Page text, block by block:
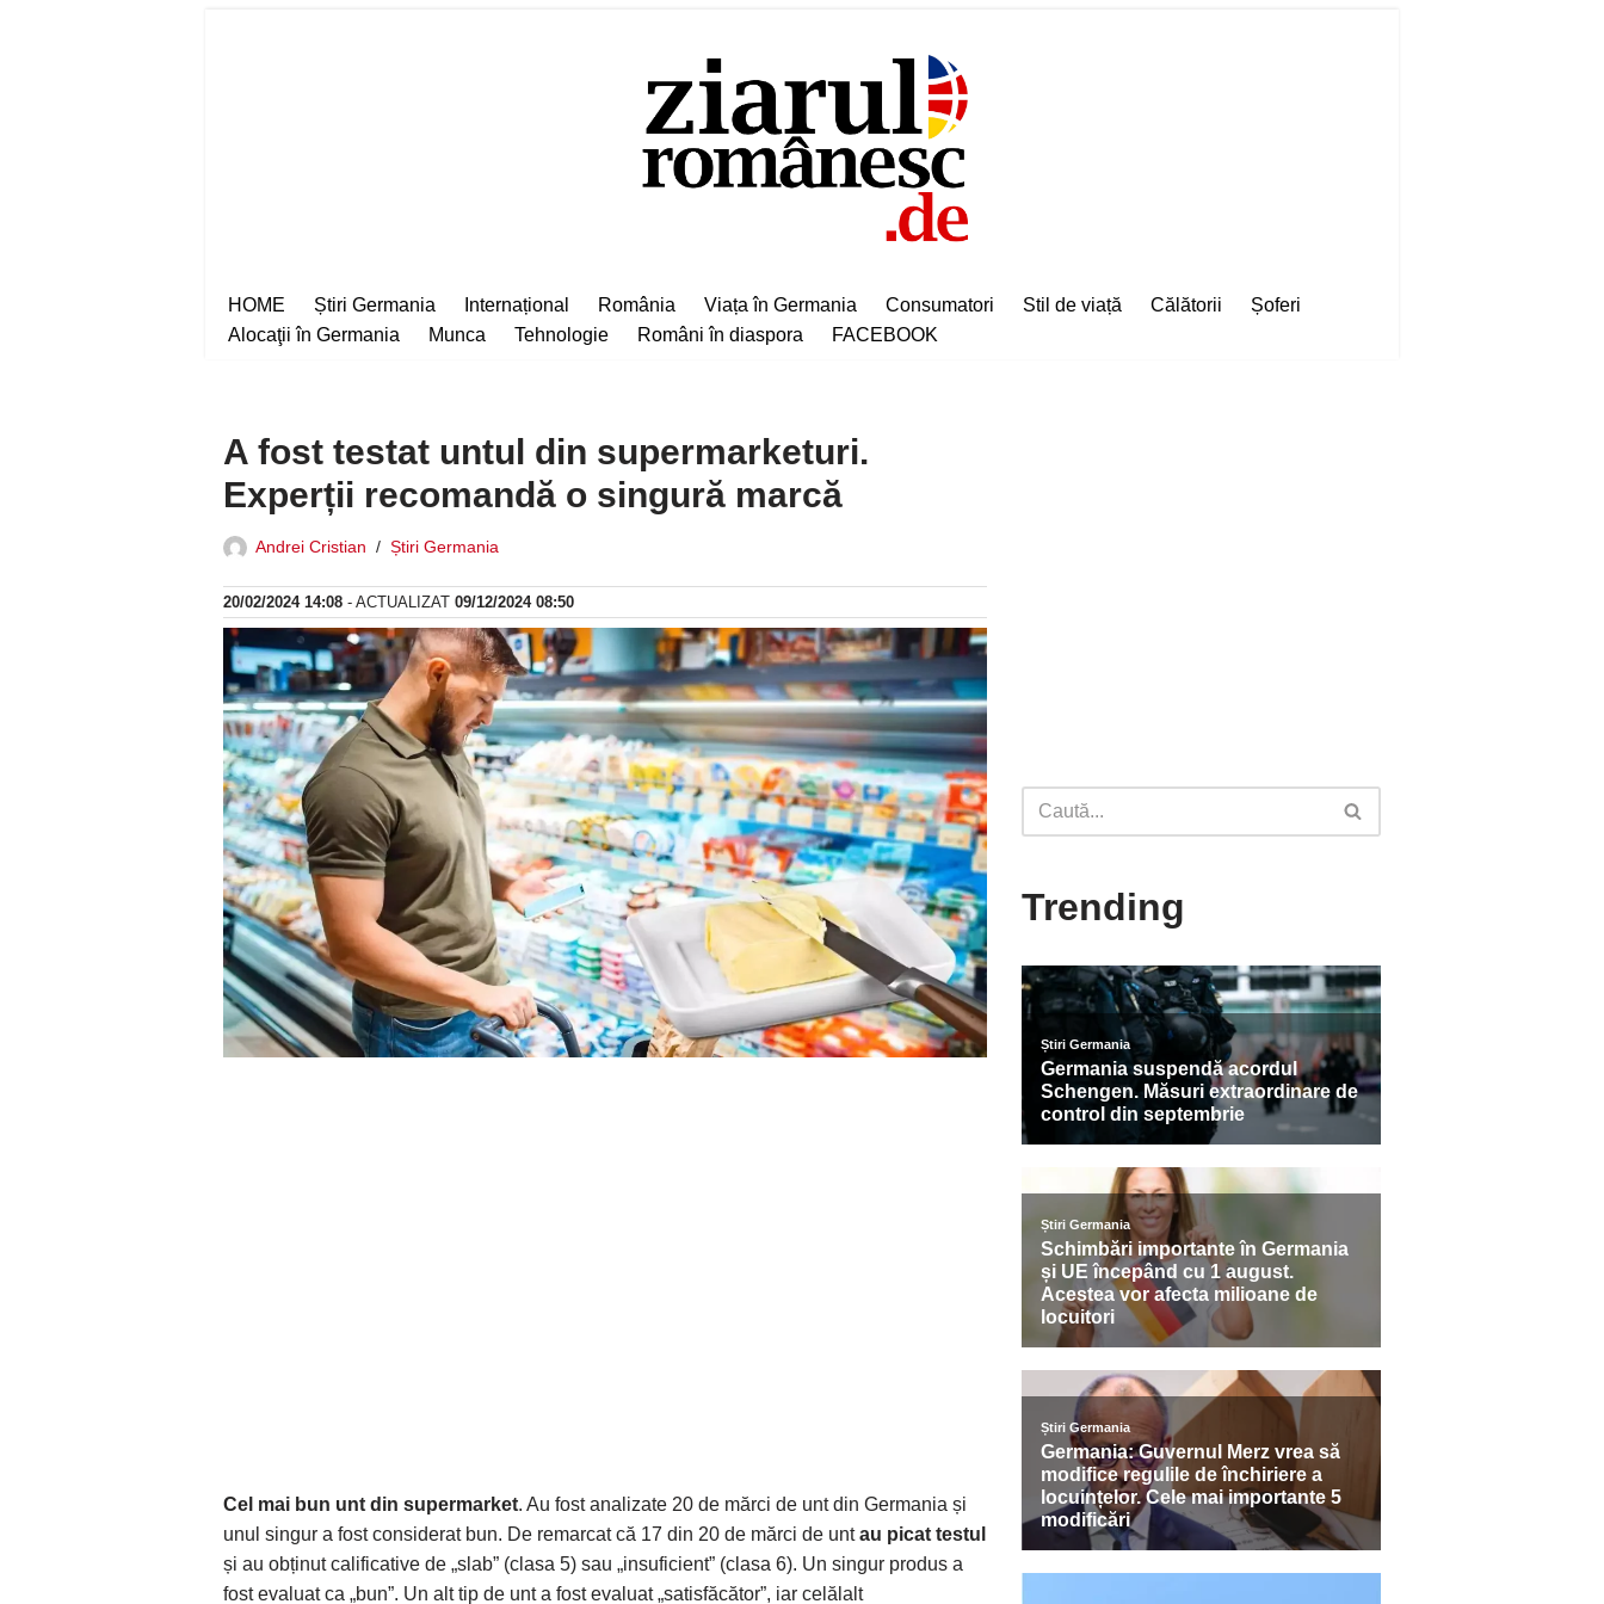
HOME Știri Germania Internațional România Viața în Germania Consumatori Stil de viață Călătorii
Șoferi
Alocaţii în Germania
Munca Tehnologie Români în diaspora FACEBOOK
A fost testat untul din supermarketuri.
Experții recomandă o singură marcă
Andrei Cristian Știri Germania
20/02/2024 14:08 - ACTUALIZAT 09/12/2024 08:50
Cel mai bun unt din supermarket. Au fost analizate 20 de mărci de unt din Germania și
unul singur a fost considerat bun. De remarcat că 17 din 20 de mărci de untau picat testul
și au obținut calificative de „slab” (clasa 5) sau „insuficient” (clasa 6). Un singur produs a
fost evaluat ca „bun”. Un alt tip de unt a fost evaluat „satisfăcător”, iar celălalt
Trending